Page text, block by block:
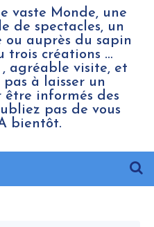
vaste Monde, une
de spectacles, un
auprès du sapin
trois créations …
, agréable visite, et
à laisser un
être informés des
pas de vous
bientôt.